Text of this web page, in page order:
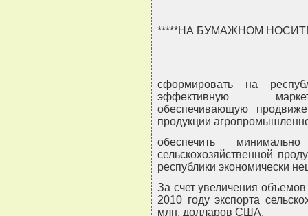
*****НА БУМАЖНОМ
сформировать на
эффективную
обеспечивающую
продукции
обеспечить
сельскохозяйственной
республики экономически
За счет увеличения
2010 году экспорта
млн. долларов США.